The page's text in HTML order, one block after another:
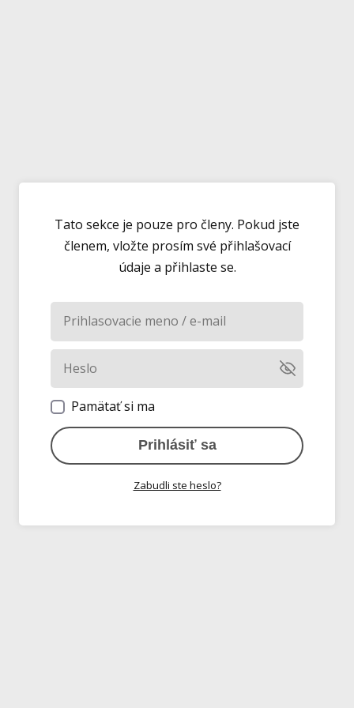
Tato sekce je pouze pro členy. Pokud jste
členem, vložte prosím své přihlašovací
údaje a přihlaste se.
Pamätať si ma
Prihlásiť sa
Zabudli ste heslo?